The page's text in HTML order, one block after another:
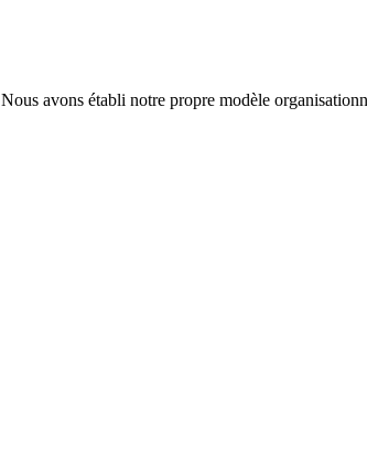
Nous avons établi notre propre modèle